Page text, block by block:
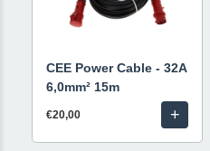
CEE Power Cable - 32A
6,0mm² 15m
€20,00 +